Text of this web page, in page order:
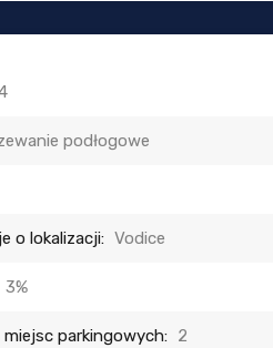
podłogowe
o lokalizacji: Vodice
3%
parkingowych: 2